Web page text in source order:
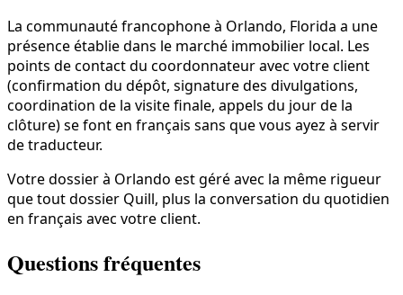
La communauté francophone à Orlando, Florida a une
présence établie dans le marché immobilier local. Les
points de contact du coordonnateur avec votre client
(confirmation du dépôt, signature des divulgations,
coordination de la visite finale, appels du jour de la
clôture) se font en français sans que vous ayez à servir
de traducteur.
Votre dossier à Orlando est géré avec la même rigueur
que tout dossier Quill, plus la conversation du quotidien
en français avec votre client.
Questions fréquentes